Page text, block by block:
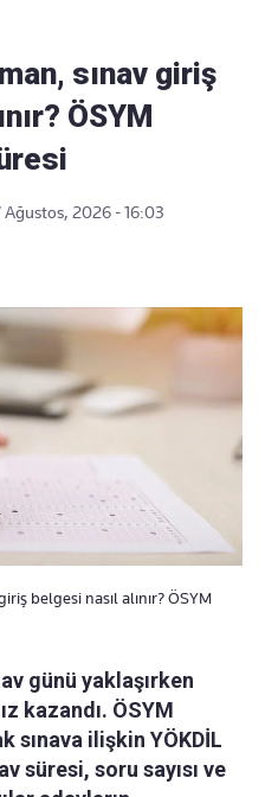
sınav giriş
ÖSYM
Ağustos, 2026 - 16:03
belgesi nasıl alınır? ÖSYM
günü yaklaşırken
kazandı. ÖSYM
sınava ilişkin YÖKDİL
süresi, soru sayısı ve